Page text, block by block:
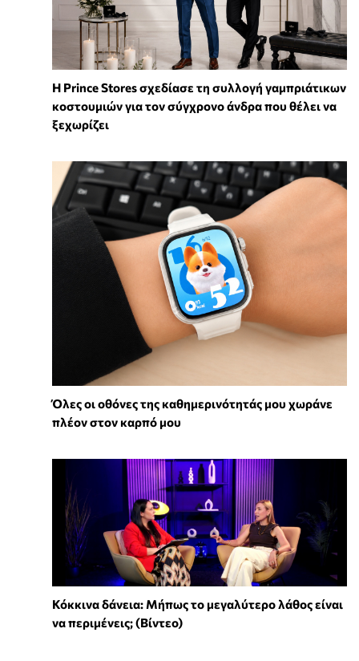
Η Prince Stores σχεδίασε τη συλλογή γαμπριάτικων
κοστουμιών για τον σύγχρονο άνδρα που θέλει να
ξεχωρίζει
Όλες οι οθόνες της καθημερινότητάς μου χωράνε
πλέον στον καρπό μου
Κόκκινα δάνεια: Μήπως το μεγαλύτερο λάθος είναι
να περιμένεις; (Βίντεο)